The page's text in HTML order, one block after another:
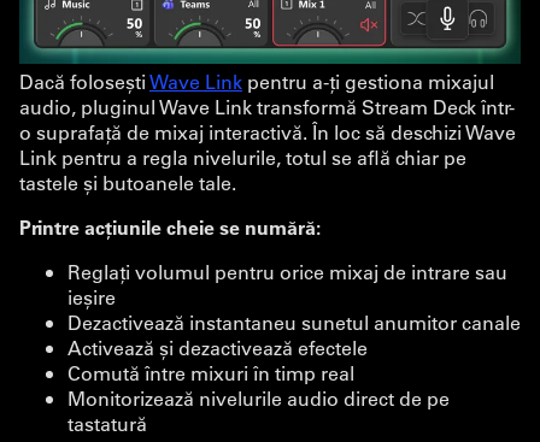
Dacă foloseștiWave Link pentru a-ți gestiona mixajul
audio, pluginul Wave Link transformă Stream Deck într-
o suprafață de mixaj interactivă. În loc să deschizi Wave
Link pentru a regla nivelurile, totul se află chiar pe
tastele și butoanele tale.
Printre acțiunile cheie se numără:
Reglați volumul pentru orice mixaj de intrare sau
ieșire
Dezactivează instantaneu sunetul anumitor canale
Activează și dezactivează efectele
Comută între mixuri în timp real
Monitorizează nivelurile audio direct de pe
tastatură